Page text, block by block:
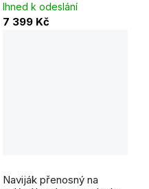
Ihned k odeslání
7 399 Kč
Naviják přenosný na